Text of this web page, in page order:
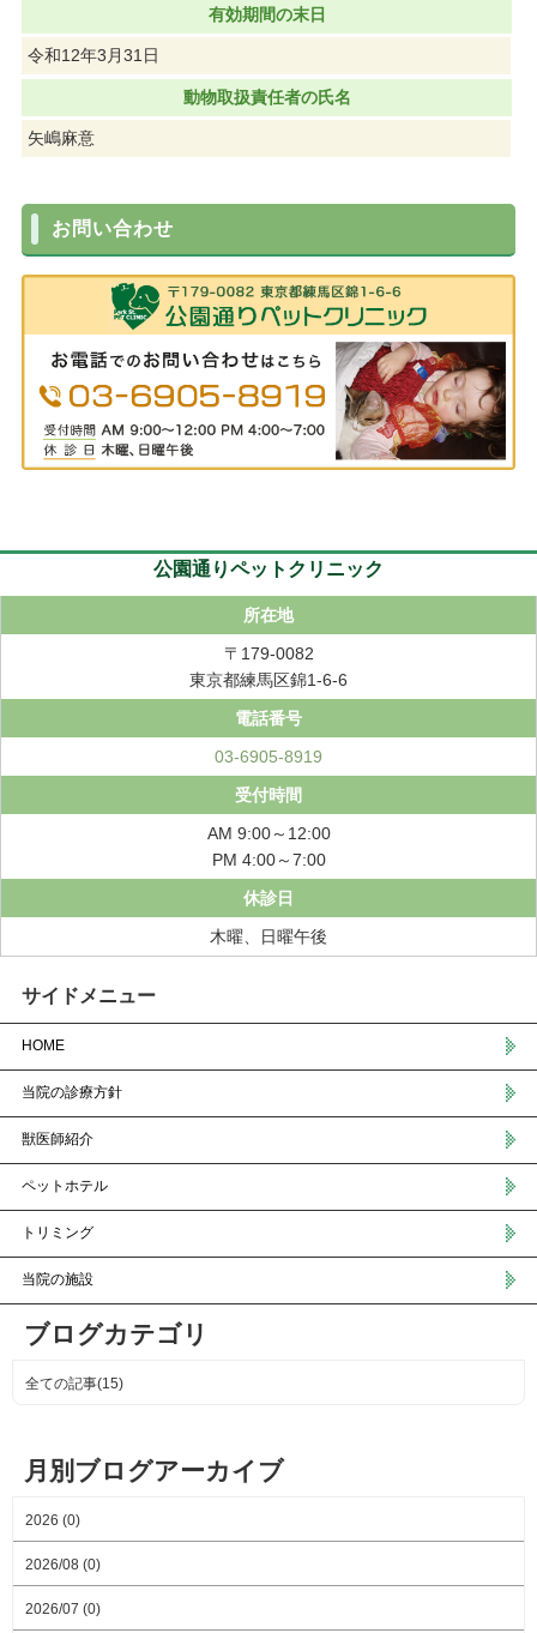
有効期間の末日
令和12年3月31日
動物取扱責任者の氏名
矢嶋麻意
お問い合わせ
公園通りペットクリニック
所在地
〒179-0082
東京都練馬区錦1-6-6
電話番号
03-6905-8919
受付時間
AM 9:00～12:00
PM 4:00～7:00
休診日
木曜、日曜午後
サイドメニュー
HOME
当院の診療方針
獣医師紹介
ペットホテル
トリミング
当院の施設
ブログカテゴリ
全ての記事(15)
月別ブログアーカイブ
2026 (0)
2026/08 (0)
2026/07 (0)